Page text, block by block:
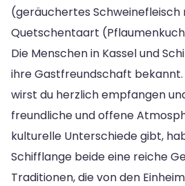
(geräuchertes
Quetschentaart
Die Menschen in Kassel und
ihre Gastfreundschaft
wirst du herzlich empfangen
freundliche und offene
kulturelle Unterschiede gibt,
Schifflange beide eine reiche
Traditionen, die von den